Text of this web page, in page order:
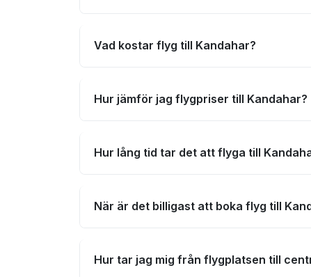
Vad kostar flyg till Kandahar?
Hur jämför jag flygpriser till Kandahar?
Hur lång tid tar det att flyga till
När är det billigast att boka flyg till
Hur tar jag mig från flygplatsen till